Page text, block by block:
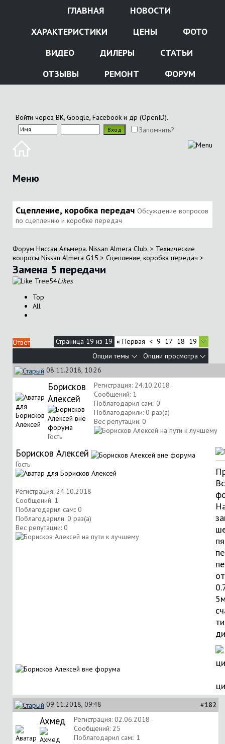
ГЛАВНАЯ
НОВОСТИ
ХАРАКТЕРИСТИКИ
ЦЕНЫ
ФОТО
ВИДЕО
ДИЛЕРЫ
СТАТЬИ
ОТЗЫВЫ
РЕМОНТ ФОРУМ
Войти через ВК, Google, Facebook и др (OpenID).
Запомнить?
Меню
Сцепление, коробка передач Обсуждение вопросов
по сцеплению и коробке передач
Форум Ниссан Альмера. Nissan Almera Club. > Технические
вопросы Nissan Almera G15 > Сцепление, коробка передач >
Замена 5 передачи
54Likes
Top
All
Ответ Страница 19 из 19 « Первая < 9 17 18 19
Опции темы
Опции просмотра
08.11.2018, 10:26
Борисков
Алексей
Гость
Регистрация: 24.10.2018
Сообщений: 1
Поблагодарил сам:: 0
Поблагодарили: 0 раз(а)
Вес репутации: 0
Борисков Алексей
Гость
Регистрация: 24.10.2018
Сообщений: 1
Поблагодарил сам:: 0
Поблагодарили: 0 раз(а)
Вес репутации: 0
09.11.2018, 09:48 #182
Ахмед
Регистрация: 02.06.2018
Сообщений: 25
Поблагодарил сам:: 1